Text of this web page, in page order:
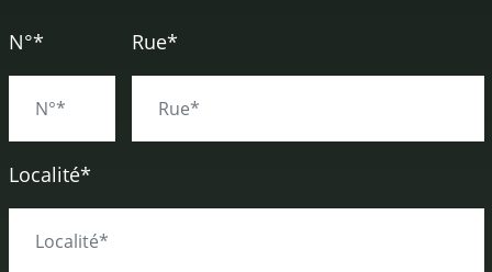
N°* Rue*
Localité*